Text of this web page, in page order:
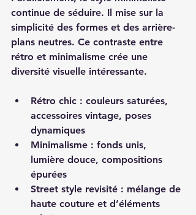
continue de séduire. Il mise sur la
simplicité des formes et des arrière-
plans neutres. Ce contraste entre
rétro et minimalisme crée une
diversité visuelle intéressante.
Rétro chic : couleurs saturées,
accessoires vintage, poses
dynamiques
Minimalisme : fonds unis,
lumière douce, compositions
épurées
Street style revisité : mélange de
haute couture et d’éléments